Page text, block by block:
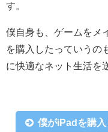
す。
僕自身も、ゲームをメ
を購入したっていうの
に快適なネット生活を
僕がiPadを購